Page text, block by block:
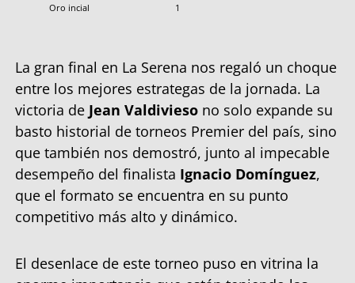
Oro incial 1
La gran final en La Serena nos regaló un choque
entre los mejores estrategas de la jornada. La
victoria de Jean Valdivieso no solo expande su
basto historial de torneos Premier del país, sino
que también nos demostró, junto al impecable
desempeño del finalista Ignacio Domínguez,
que el formato se encuentra en su punto
competitivo más alto y dinámico.
El desenlace de este torneo puso en vitrina la